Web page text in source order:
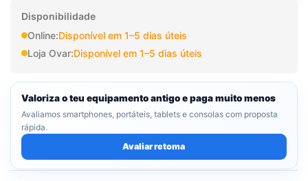
Disponibilidade
Online:Disponível em 1–5 dias úteis
Loja Ovar:Disponível em 1–5 dias úteis
Valoriza o teu equipamento antigo e paga muito menos
Avaliamos smartphones, portáteis, tablets e consolas com proposta
rápida.
Avaliar retoma